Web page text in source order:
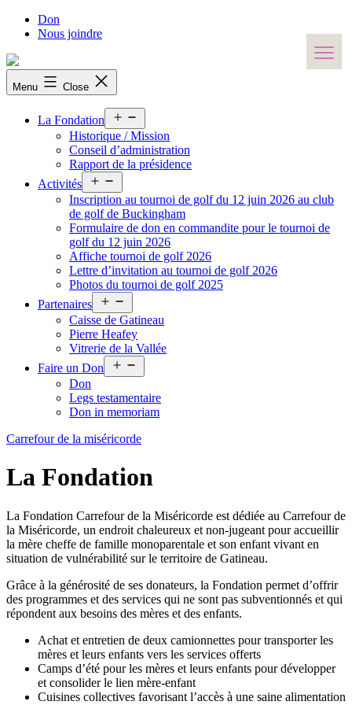
Skip
Don
Nous joindre
Menu Close
La Fondation
menu
Historique / Mission
Conseil d’administration
Rapport de la présidence
Activités
menu
Inscription au tournoi de golf du 12 juin 2026 au club
de golf de Buckingham
Formulaire de don en commandite pour le tournoi de
golf du 12 juin 2026
Affiche tournoi de golf 2026
Lettre d’invitation au tournoi de golf 2026
Photos du tournoi de golf 2025
Partenaires
menu
Caisse de Gatineau
Pierre Heafey
Vitrerie de la Vallée
Faire un Don
menu
Don
Legs testamentaire
Don in memoriam
Carrefour de la miséricorde
La Fondation
La Fondation Carrefour de la Miséricorde est dédiée au Carrefour de
la Miséricorde, un endroit chaleureux et non-jugeant pour accueillir
la mère cheffe de famille monoparentale et son enfant vivant en
situation de vulnérabilité sur le territoire de Gatineau.
Grâce à la générosité de ses donateurs, la Fondation permet d’offrir
des programmes et des services qui ne sont pas subventionnés et qui
répondent aux besoins des mères et des enfants.
Achat et entretien de deux camionnettes pour transporter les
mères et leurs enfants vers les services offerts
Camps d’été pour les mères et leurs enfants pour développer
et consolider le lien mère-enfant
Cuisines collectives favorisant l’accès à une saine alimentation